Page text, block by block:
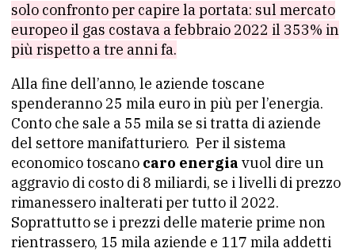
solo confronto per capire la portata: sul mercato
europeo il gas costava a febbraio 2022 il 353% in
più rispetto a tre anni fa.
Alla fine dell’anno, le aziende toscane
spenderanno 25 mila euro in più per l’energia.
Conto che sale a 55 mila se si tratta di aziende
del settore manifatturiero. Per il sistema
economico toscano caro energia vuol dire un
aggravio di costo di 8 miliardi, se i livelli di prezzo
rimanessero inalterati per tutto il 2022.
Soprattutto se i prezzi delle materie prime non
rientrassero, 15 mila aziende e 117 mila addetti